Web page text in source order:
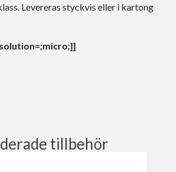
Levereras styckvis eller i kartong
tillbehör